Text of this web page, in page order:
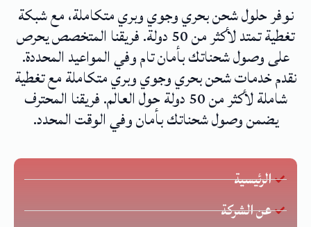
نوفر حلول شحن بحري وجوي وبري متكاملة، مع شبكة
تغطية تمتد لأكثر من 50 دولة. فريقنا المتخصص يحرص
على وصول شحناتك بأمان تام وفي المواعيد المحددة.
نقدم خدمات شحن بحري وجوي وبري متكاملة مع تغطية
شاملة لأكثر من 50 دولة حول العالم. فريقنا المحترف
يضمن وصول شحناتك بأمان وفي الوقت المحدد.
الرئيسية
عن الشركة